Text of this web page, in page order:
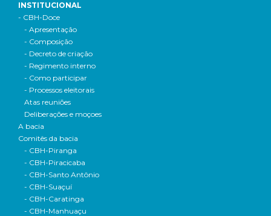
INSTITUCIONAL
- CBH-Doce
- Apresentação
- Composição
- Decreto de criação
- Regimento interno
- Como participar
- Processos eleitorais
Atas reuniões
Deliberações e moçoes
A bacia
Comitês da bacia
- CBH-Piranga
- CBH-Piracicaba
- CBH-Santo Antônio
- CBH-Suaçuí
- CBH-Caratinga
- CBH-Manhuaçu